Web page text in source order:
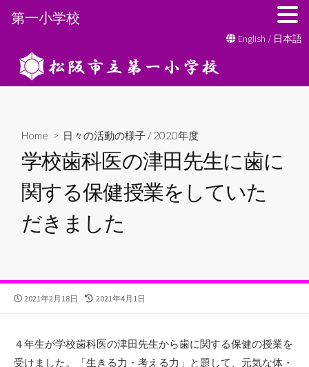
ン
English / 日本語
Home > 日々の活動の様子 /2020年度
学校歯科医の津田先生に歯に
関する保健授業をしていた
だきました
公
2021年2月18日
最
新
日
2021年4月1日
４年生が学校歯科医の津田先生から歯に関する保健の授業を
受けました。「生きる力・考える力」と題して、元気な体・
第一小学校